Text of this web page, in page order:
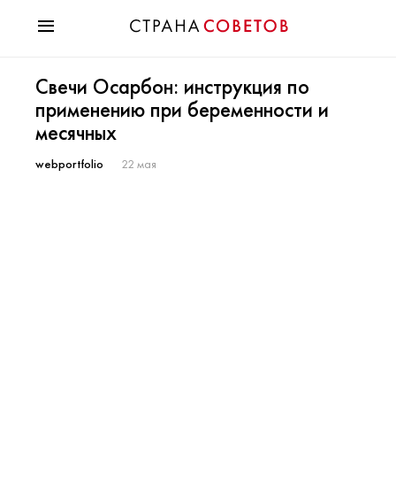
Мода
Звезды
Гороскопы
Здоровье
Свечи Осарбон: инструкция по
применению при беременности и
месячных
webportfolio 22 мая